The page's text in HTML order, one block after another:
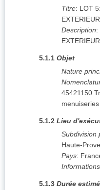
Titre: LOT
Description:
5.1.1 Objet
Nature
45421150
5.1.2 Lieu
Subdivision
Haute-
Pays:
5.1.3 Durée